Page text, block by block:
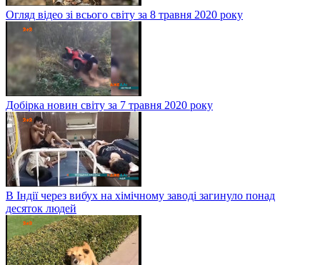
Огляд відео зі всього світу за 8 травня 2020 року
Добірка новин світу за 7 травня 2020 року
В Індії через вибух на хімічному заводі загинуло понад
десяток людей